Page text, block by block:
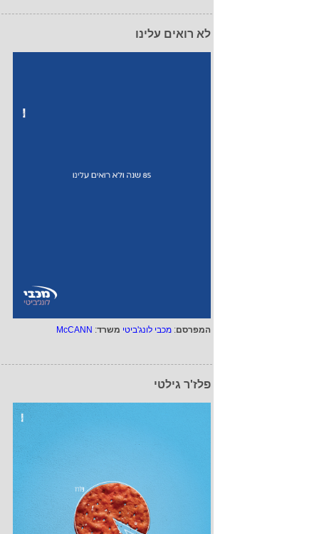
לא רואים עלינו
המפרסם: מכבי לונג'ביטי משרד:
McCANN
פלז'ר גילטי